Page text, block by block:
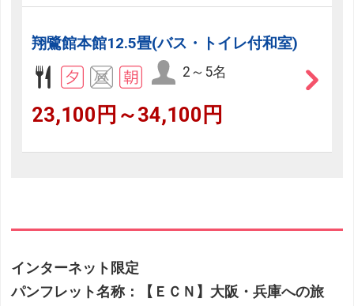
翔鷺館本館12.5畳(バス・トイレ付和室)
2～5名
23,100円～34,100円
インターネット限定
パンフレット名称：【ＥＣＮ】大阪・兵庫への旅